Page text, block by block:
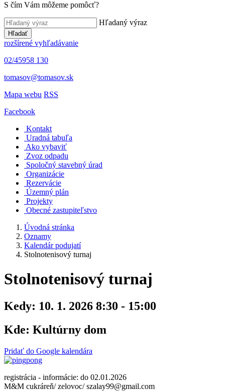
S čím Vám môžeme pomôcť?
Hľadaný výraz
Hľadať
rozšírené vyhľadávanie
02/45958 130
tomasov@tomasov.sk
Mapa webu RSS
Facebook
Kontakt
Uradná tabuľa
Ako vybaviť
Zvoz odpadu
Spoločný stavebný úrad
Organizácie
Rezervácie
Územný plán
Projekty
Obecné zastupiteľstvo
Úvodná stránka
Oznamy
Kalendár podujatí
Stolnotenisový turnaj
Stolnotenisový turnaj
Kedy: 10. 1. 2026 8:30 - 15:00
Kde: Kultúrny dom
Pridať do Google kalendára
registrácia - informácie: do 02.01.2026
M&M cukráreň/ zelovoc/ szalay99@gmail.com